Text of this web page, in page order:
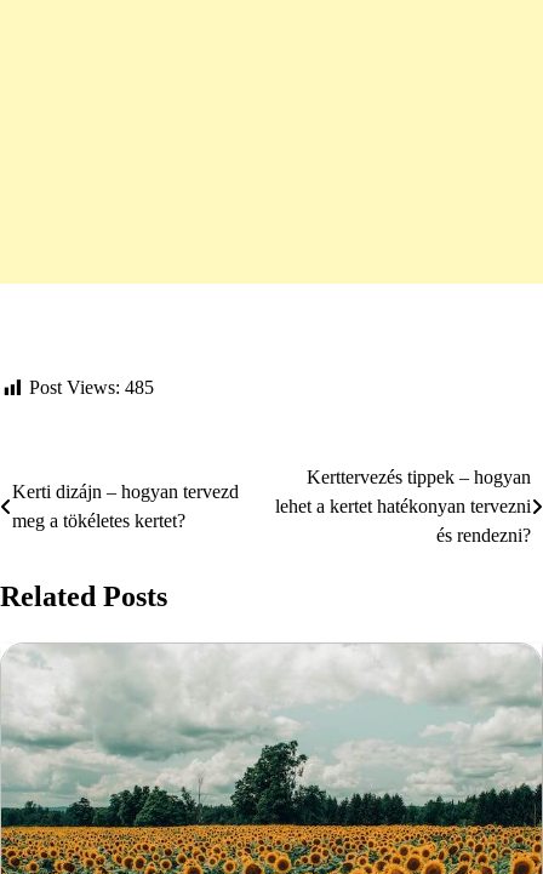
Post Views: 485
Bejegyzés
navigáció
Kerti dizájn – hogyan tervezd
meg a tökéletes kertet?
Kerttervezés tippek – hogyan
lehet a kertet hatékonyan tervezni
és rendezni?
Related Posts